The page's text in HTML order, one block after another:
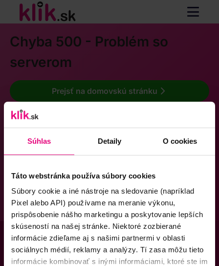
Súhlas Detaily O cookies
Táto webstránka používa súbory cookies
Súbory cookie a iné nástroje na sledovanie (napríklad
Pixel alebo API) používame na meranie výkonu,
prispôsobenie nášho marketingu a poskytovanie lepších
skúseností na našej stránke. Niektoré zozbierané
informácie zdieľame aj s našimi partnermi v oblasti
sociálnych médií, reklamy a analýzy. Tí zasa môžu tieto
informácie kombinovať s inými informáciami, ktoré ste im
Chyba 500 - Problém so
serverom
Prejsť na domovskú stránku